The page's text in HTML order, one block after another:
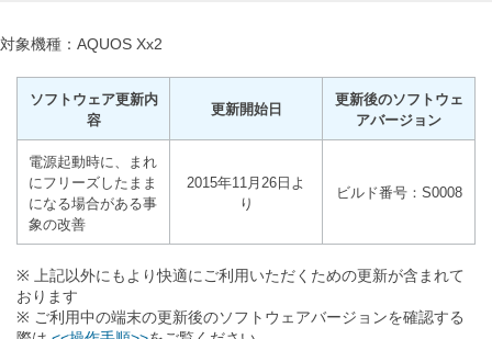
対象機種：AQUOS Xx2
ソフトウェア更新内
容
更新開始日
更新後のソフトウェ
アバージョン
電源起動時に、まれ
にフリーズしたまま
になる場合がある事
象の改善
2015年11月26日よ
り
ビルド番号：S0008
※ 上記以外にもより快適にご利用いただくための更新が含まれて
おります
※ ご利用中の端末の更新後のソフトウェアバージョンを確認する